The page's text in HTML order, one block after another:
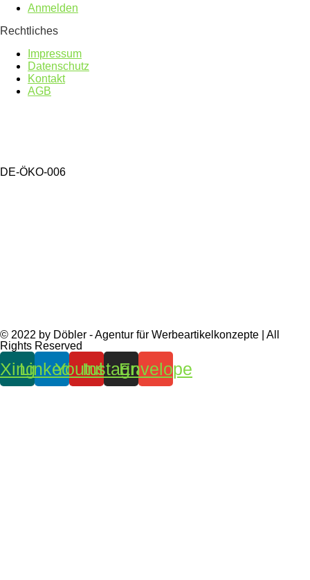
Anmelden
Rechtliches
Impressum
Datenschutz
Kontakt
AGB
DE-ÖKO-006
© 2022 by Döbler - Agentur für Werbeartikelkonzepte | All
Rights Reserved
XingLinkedinYoutube
Instagram
Envelope